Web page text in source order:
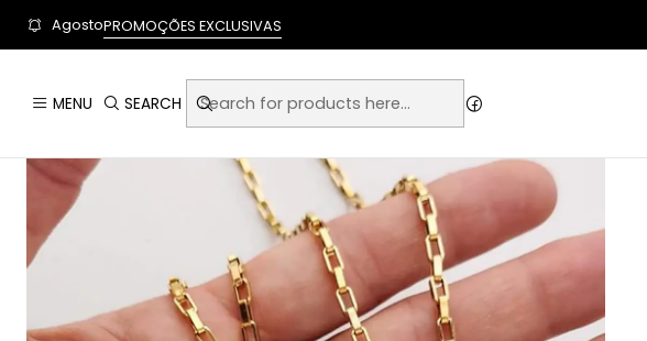
User-agent: * Allow: / Sitemap: https://www.auraemporium.pt/sitemap.xml
MENU SEARCH
AgostoPROMOÇÕES EXCLUSIVAS
Home
Acessórios